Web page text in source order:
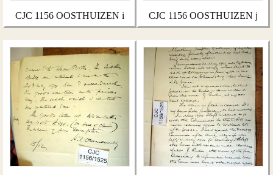
CJC 1156 OOSTHUIZEN i CJC 1156 OOSTHUIZEN j